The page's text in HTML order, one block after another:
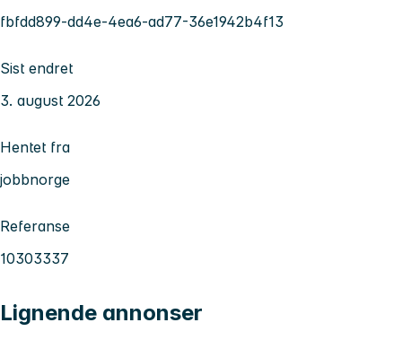
fbfdd899-dd4e-4ea6-ad77-36e1942b4f13
Sist endret
3. august 2026
Hentet fra
jobbnorge
Referanse
10303337
Lignende annonser